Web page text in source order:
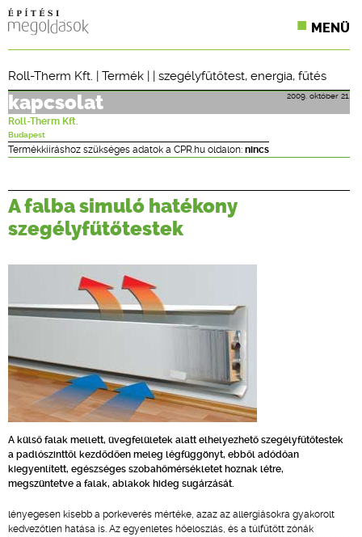
MENÜ
ONLINE KÉPZÉSEK
Roll-Therm Kft. | Termék | | szegélyfűtőtest, energia, fűtés
2009. október 21.
kapcsolat
Roll-Therm Kft.
Budapest
Termékkiíráshoz szükséges adatok a CPR.hu oldalon: nincs
A falba simuló hatékony
szegélyfűtőtestek
A külső falak mellett, üvegfelületek alatt elhelyezhető szegélyfűtőtestek
a padlószinttől kezdődően meleg légfüggönyt, ebből adódóan
kiegyenlített, egészséges szobahőmérsékletet hoznak létre,
megszüntetve a falak, ablakok hideg sugárzását.
lényegesen kisebb a porkeverés mértéke, azaz az allergiásokra gyakorolt
kedvezőtlen hatása is. Az egyenletes hőeloszlás, és a túlfűtött zónák